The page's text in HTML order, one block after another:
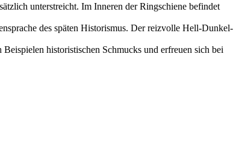
unterstreicht. Im Inneren der Ringschiene befindet
des späten Historismus. Der reizvolle Hell-Dunkel-
historistischen Schmucks und erfreuen sich bei